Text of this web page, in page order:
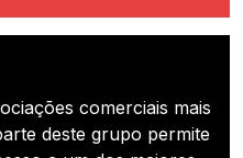
comerciais mais
deste grupo permite